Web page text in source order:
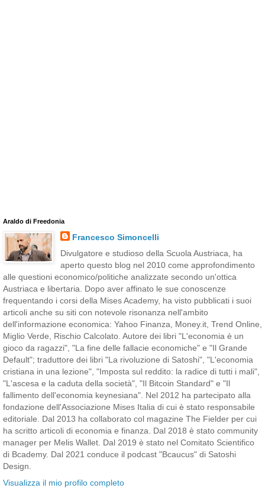
Araldo di Freedonia
Francesco Simoncelli
Divulgatore e studioso della Scuola Austriaca, ha
aperto questo blog nel 2010 come approfondimento
alle questioni economico/politiche analizzate secondo un'ottica
Austriaca e libertaria. Dopo aver affinato le sue conoscenze
frequentando i corsi della Mises Academy, ha visto pubblicati i suoi
articoli anche su siti con notevole risonanza nell'ambito
dell'informazione economica: Yahoo Finanza, Money.it, Trend Online,
Miglio Verde, Rischio Calcolato. Autore dei libri "L'economia è un
gioco da ragazzi", "La fine delle fallacie economiche" e "Il Grande
Default"; traduttore dei libri "La rivoluzione di Satoshi", "L'economia
cristiana in una lezione", "Imposta sul reddito: la radice di tutti i mali",
"L'ascesa e la caduta della società", "Il Bitcoin Standard" e "Il
fallimento dell'economia keynesiana". Nel 2012 ha partecipato alla
fondazione dell'Associazione Mises Italia di cui è stato responsabile
editoriale. Dal 2013 ha collaborato col magazine The Fielder per cui
ha scritto articoli di economia e finanza. Dal 2018 è stato community
manager per Melis Wallet. Dal 2019 è stato nel Comitato Scientifico
di Bcademy. Dal 2021 conduce il podcast "Bcaucus" di Satoshi
Design.
Visualizza il mio profilo completo